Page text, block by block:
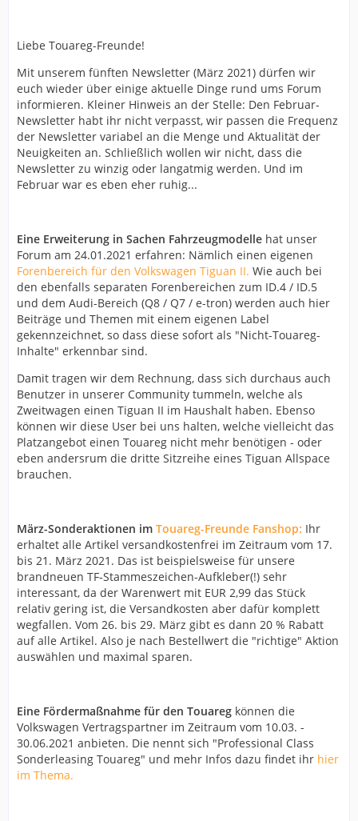
Liebe Touareg-Freunde!
Mit unserem fünften Newsletter (März 2021) dürfen wir
euch wieder über einige aktuelle Dinge rund ums Forum
informieren. Kleiner Hinweis an der Stelle: Den Februar-
Newsletter habt ihr nicht verpasst, wir passen die Frequenz
der Newsletter variabel an die Menge und Aktualität der
Neuigkeiten an. Schließlich wollen wir nicht, dass die
Newsletter zu winzig oder langatmig werden. Und im
Februar war es eben eher ruhig...
Eine Erweiterung in Sachen Fahrzeugmodelle hat unser
Forum am 24.01.2021 erfahren: Nämlich einen eigenen
Forenbereich für den Volkswagen Tiguan II. Wie auch bei
den ebenfalls separaten Forenbereichen zum ID.4 / ID.5
und dem Audi-Bereich (Q8 / Q7 / e-tron) werden auch hier
Beiträge und Themen mit einem eigenen Label
gekennzeichnet, so dass diese sofort als "Nicht-Touareg-
Inhalte" erkennbar sind.
Damit tragen wir dem Rechnung, dass sich durchaus auch
Benutzer in unserer Community tummeln, welche als
Zweitwagen einen Tiguan II im Haushalt haben. Ebenso
können wir diese User bei uns halten, welche vielleicht das
Platzangebot einen Touareg nicht mehr benötigen - oder
eben andersrum die dritte Sitzreihe eines Tiguan Allspace
brauchen.
März-Sonderaktionen im Touareg-Freunde Fanshop: Ihr
erhaltet alle Artikel versandkostenfrei im Zeitraum vom 17.
bis 21. März 2021. Das ist beispielsweise für unsere
brandneuen TF-Stammeszeichen-Aufkleber(!) sehr
interessant, da der Warenwert mit EUR 2,99 das Stück
relativ gering ist, die Versandkosten aber dafür komplett
wegfallen. Vom 26. bis 29. März gibt es dann 20 % Rabatt
auf alle Artikel. Also je nach Bestellwert die "richtige" Aktion
auswählen und maximal sparen.
Eine Fördermaßnahme für den Touareg können die
Volkswagen Vertragspartner im Zeitraum vom 10.03. -
30.06.2021 anbieten. Die nennt sich "Professional Class
Sonderleasing Touareg" und mehr Infos dazu findet ihr hier
im Thema.